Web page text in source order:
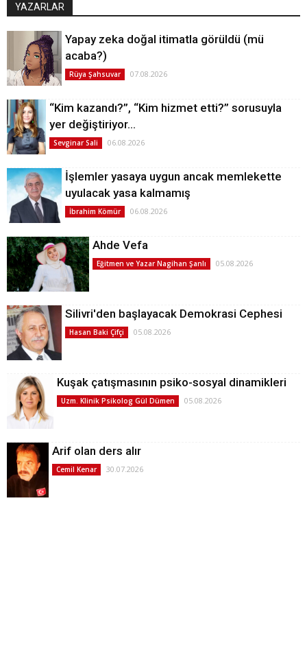
YAZARLAR
Yapay zeka doğal itimatla görüldü (mü
acaba?)
Rüya Şahsuvar 07.08.2026
“Kim kazandı?”, “Kim hizmet etti?” sorusuyla
yer değiştiriyor…
Sevginar Sali 06.08.2026
İşlemler yasaya uygun ancak memlekette
uyulacak yasa kalmamış
İbrahim Kömür 06.08.2026
Ahde Vefa
Eğitmen ve Yazar Nagihan Şanlı 05.08.2026
Silivri'den başlayacak Demokrasi Cephesi
Hasan Baki Çifçi 05.08.2026
Kuşak çatışmasının psiko-sosyal dinamikleri
Uzm. Klinik Psikolog Gül Dümen 05.08.2026
Arif olan ders alır
Cemil Kenar 30.07.2026